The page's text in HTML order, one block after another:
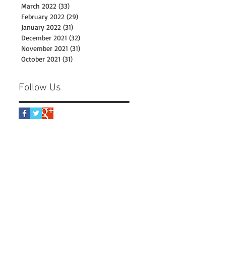
March 2022 (33)
February 2022 (29)
January 2022 (31)
December 2021 (32)
November 2021 (31)
October 2021 (31)
Follow Us